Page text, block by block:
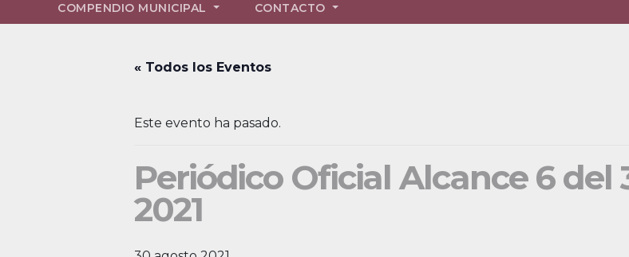
COMPENDIO MUNICIPAL CONTACTO
« Todos los Eventos
Este evento ha pasado.
Periódico Oficial Alcance 6 del
2021